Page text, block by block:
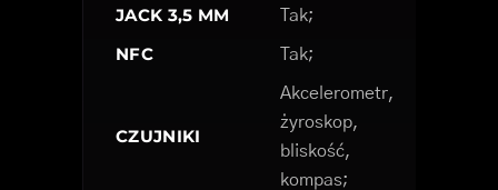
JACK 3,5 MM Tak;
NFC Tak;
CZUJNIKI
Akcelerometr,
żyroskop,
bliskość,
kompas;